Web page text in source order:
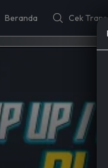
Beranda Cek